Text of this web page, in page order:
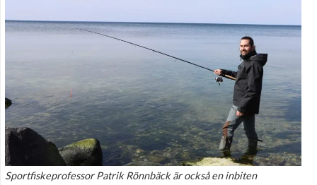
Sportfiskeprofessor Patrik Rönnbäck är också en inbiten